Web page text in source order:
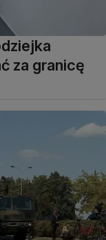
za granicę